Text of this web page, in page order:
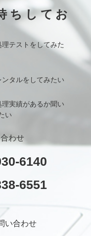
ちしてお
テストをしてみた
タルをしてみたい
実績があるか聞い
い
わせ
6140
6551
い合わせ